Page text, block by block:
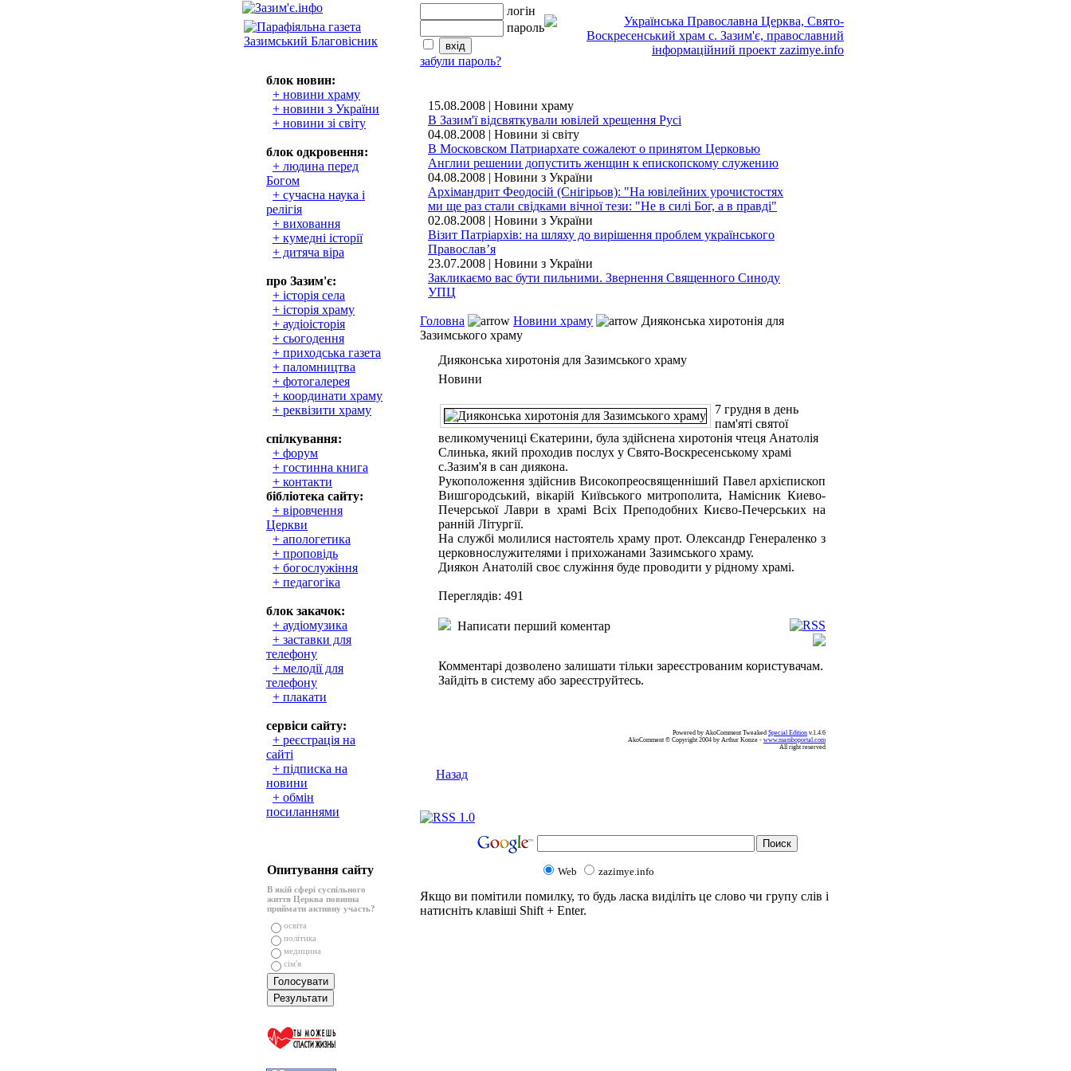
блок новин:
+ новини храму
+ новини з України
+ новини зі світу
блок одкровення:
+ людина перед
Богом
+ сучасна наука і
релігія
+ виховання
+ кумедні історії
+ дитяча віра
про Зазим'є:
+ історія села
+ історія храму
+ аудіоісторія
+ сьогодення
+ приходська газета
+ паломництва
+ фотогалерея
+ координати храму
+ реквізити храму
спілкування:
+ форум
+ гостинна книга
+ контакти
бібліотека сайту:
+ віровчення
Церкви
+ апологетика
+ проповідь
+ богослужіння
+ педагогіка
блок закачок:
+ аудіомузика
+ заставки для
телефону
+ мелодії для
телефону
+ плакати
сервіси сайту:
+ реєстрація на
сайті
+ підписка на
новини
+ обмін
посиланнями
Опитування сайту
В якій сфері суспільного
життя Церква повинна
приймати активну участь?
освіта
політика
медицина
сім'я
логін
пароль
забули пароль?
15.08.2008 | Новини храму
В Зазим'ї відсвяткували ювілей хрещення Русі
04.08.2008 | Новини зі світу
В Московском Патриархате сожалеют о принятом Церковью
Англии решении допустить женщин к епископскому служению
04.08.2008 | Новини з України
Архімандрит Феодосій (Снігірьов): "На ювілейних урочистостях
ми ще раз стали свідками вічної тези: "Не в силі Бог, а в правді"
02.08.2008 | Новини з України
Візит Патріархів: на шляху до вирішення проблем українського
Православ’я
23.07.2008 | Новини з України
Закликаємо вас бути пильними. Звернення Священного Синоду
УПЦ
Головна Новини храму
Дияконська хиротонія для
Зазимського храму
Дияконська хиротонія для Зазимського храму
Новини
7 грудня в день
пам'яті святої
великомучениці Єкатерини, була здійснена хиротонія чтеця Анатолія
Слинька, який проходив послух у Свято-Воскресенському храмі
с.Зазим'я в сан диякона.
Рукоположення здійснив Високопреосвященніший Павел архієпископ
Вишгородський, вікарій Київського митрополита, Намісник Киево-
Печерської Лаври в храмі Всіх Преподобних Києво-Печерських на
ранній Літургії.
На службі молилися настоятель храму прот. Олександр Генераленко з
церковнослужителями і прихожанами Зазимського храму.
Диякон Анатолій своє служіння буде проводити у рідному храмі.
Переглядів: 491
Написати перший коментар
Комментарі дозволено залишати тільки зареєстрованим користувачам.
Зайдіть в систему або зареєструйтесь.
Powered by AkoComment Tweaked Special Edition v.1.4.6
AkoComment © Copyright 2004 by Arthur Konze - www.mamboportal.com
All right reserved
Назад
Web zazimye.info
Якщо ви помітили помилку, то будь ласка виділіть це слово чи групу слів і
натисніть клавіші Shift + Enter.